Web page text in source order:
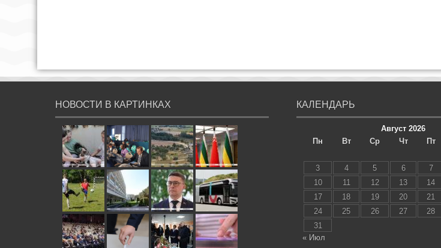
НОВОСТИ В КАРТИНКАХ КАЛЕНДАРЬ
Август 2026
Пн
Вт Ср Чт Пт
3
4 5 6 7
10
11 12 13 14
17
18 19 20 21
24
25 26 27 28
31
« Июл